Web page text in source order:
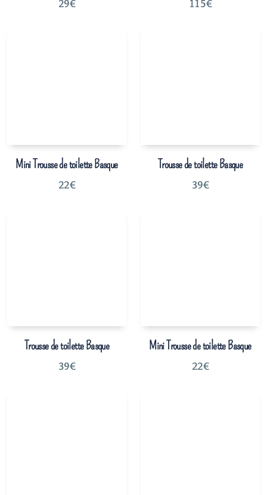
29€ 115€
Mini Trousse de toilette Basque
22€
Trousse de toilette Basque
39€
Trousse de toilette Basque
39€
Mini Trousse de toilette Basque
22€